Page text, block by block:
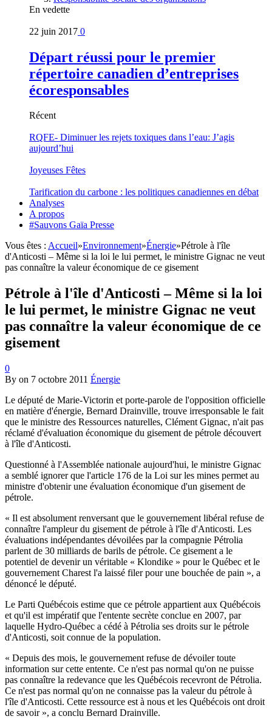
En vedette
22 juin 2017 0
Départ réussi pour le premier
répertoire canadien d’entreprises
écoresponsables
Récent
RQFE- Diminuer les rejets toxiques dans l’eau: J’agis
aujourd’hui
Joyeuses Fêtes
Tarification du carbone : les politiques canadiennes en débat
Analyses
A propos
#Sauvons Gaïa Presse
Vous êtes : Accueil»Environnement»Énergie»Pétrole à l'île
d'Anticosti – Même si la loi le lui permet, le ministre Gignac ne veut
pas connaître la valeur économique de ce gisement
Pétrole à l'île d'Anticosti – Même si la loi
le lui permet, le ministre Gignac ne veut
pas connaître la valeur économique de ce
gisement
0
By on 7 octobre 2011 Énergie
Le député de Marie-Victorin et porte-parole de l'opposition officielle
en matière d'énergie, Bernard Drainville, trouve irresponsable le fait
que le ministre des Ressources naturelles, Clément Gignac, n'ait pas
réclamé d'évaluation économique du gisement de pétrole découvert
à l'île d'Anticosti.
Questionné à l'Assemblée nationale aujourd'hui, le ministre Gignac
a semblé ignorer que l'article 176 de la Loi sur les mines permet au
ministre d'obtenir une évaluation économique d'un gisement de
pétrole.
« Il est absolument renversant que le gouvernement libéral refuse de
connaître l'ampleur du gisement de pétrole à l'île d'Anticosti. Les
évaluations indépendantes dévoilées par la compagnie Pétrolia
parlent de 30 milliards de barils de pétrole. Ce gisement a le
potentiel de devenir un véritable « Klondike » pour le Québec et le
gouvernement Charest l'a laissé filer pour une bouchée de pain », a
dénoncé le député.
Le Parti Québécois estime que ce pétrole appartient aux Québécois
et qu'il est impératif que l'entente secrète conclue en 2007, par
laquelle Hydro-Québec a cédé à Pétrolia ses droits sur le pétrole
d'Anticosti, soit connue de la population.
« Depuis des mois, le gouvernement refuse de dévoiler toute
information sur cette entente. Ce n'est pas normal qu'on ne puisse
pas connaître la redevance que les Québécois recevront de Pétrolia.
Ce n'est pas normal qu'on ne connaisse pas la valeur du pétrole à
l'île d'Anticosti. Cette ressource est à nous et les Québécois ont droit
de savoir », a conclu Bernard Drainville.